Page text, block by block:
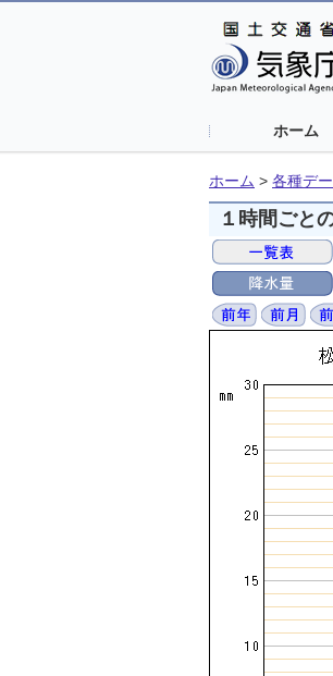
ホーム
ホーム > 各種デ
１時間ごと